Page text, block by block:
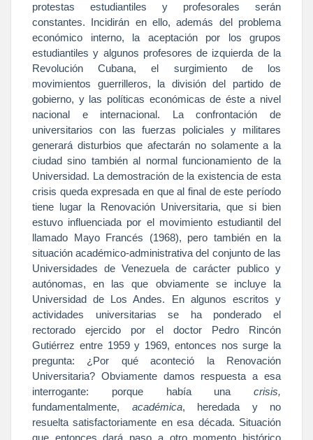
protestas estudiantiles y profesorales serán
constantes. Incidirán en ello, además del problema
económico interno, la aceptación por los grupos
estudiantiles y algunos profesores de izquierda de la
Revolución Cubana, el surgimiento de los
movimientos guerrilleros, la división del partido de
gobierno, y las políticas económicas de éste a nivel
nacional e internacional. La confrontación de
universitarios con las fuerzas policiales y militares
generará disturbios que afectarán no solamente a la
ciudad sino también al normal funcionamiento de
la
Universidad. Lademostración de la existencia de esta
crisis queda expresada en que al final de este período
tiene lugar
la Renovación Universitaria, que si bien
estuvo influenciada por el movimiento estudiantil del
llamado Mayo Francés (1968), pero también en la
situación académico-administrativa del conjunto de las
Universidades de Venezuela de carácter publico y
autónomas, en las que obviamente se incluye
la
Universidad
de Los Andes. En algunos escritos y
actividades universitarias se ha ponderado el
rectorado ejercido por el doctor Pedro Rincón
Gutiérrez entre 1959 y 1969, entonces nos surge la
pregunta: ¿Por qué aconteció
la Renovación
Universitaria? Obviamente damos respuesta a esa
interrogante: porque había una crisis,
fundamentalmente, académica, heredada y no
resuelta satisfactoriamente en esa década. Situación
que entonces dará paso a otro momento histórico